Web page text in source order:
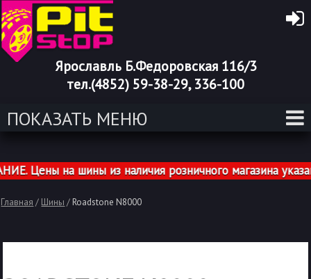
Ярославль Б.Федоровская 116/3
тел.(4852) 59-38-29, 336-100
ПОКАЗАТЬ МЕНЮ
на шины из наличия розничного магазина
Главная / Шины / Roadstone N8000